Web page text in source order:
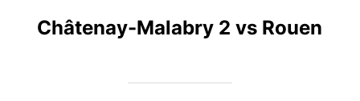
Châtenay-Malabry 2 vs Rouen